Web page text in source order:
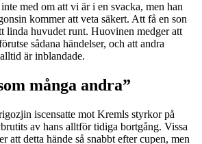
med om att vi är i en svacka, men han
kommer att veta säkert. Att få en son
linda huvudet runt. Huovinen medger att
sådana händelser, och att andra
är inblandade.
många andra”
iscensatte mot Kremls styrkor på
av hans alltför tidiga bortgång. Vissa
att detta hände så snabbt efter cupen, men